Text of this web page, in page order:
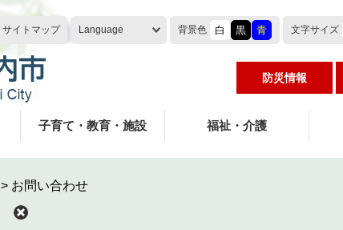
サイトマップ Language 背景色 白 黒 青 文字サイズ
防災情報
子育て・教育・施設 福祉・介護
> お問い合わせ